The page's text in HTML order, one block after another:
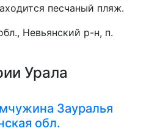
песчаный пляж.
Невьянский р-н, п.
Урала
Зауралья
обл.